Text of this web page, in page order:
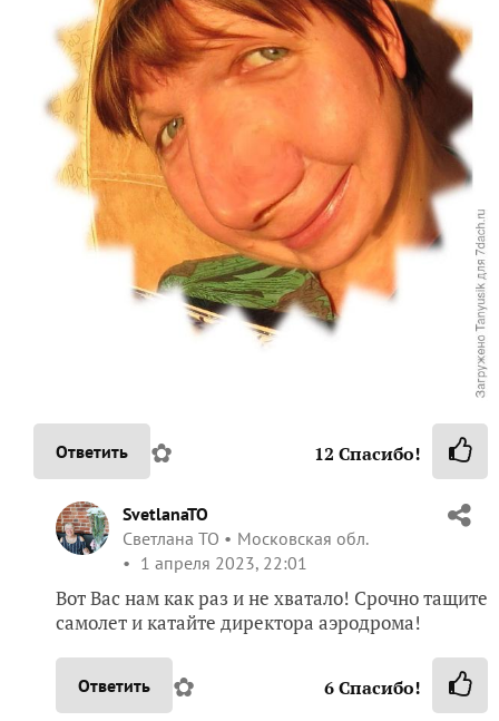
Ответить ✿ 12 Спасибо!
SvetlanaTO
Светлана ТО
Московская обл.
1 апреля 2023, 22:01
Вот Вас нам как раз и не хватало! Срочно тащите
самолет и катайте директора аэродрома!
Ответить ✿ 6Спасибо!